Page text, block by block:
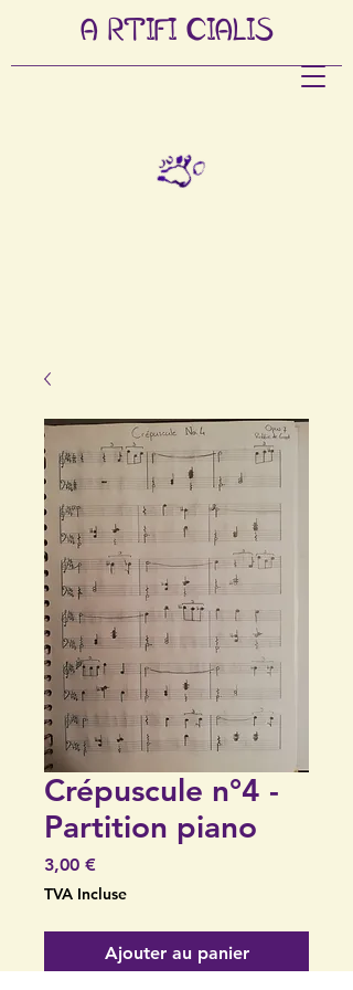
A RTIFI CIALIS
Crépuscule n°4 -
Partition piano
3,00 €
TVA Incluse
Ajouter au panier